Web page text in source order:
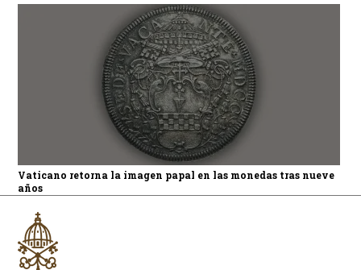
Vaticano retorna la imagen papal en las monedas tras nueve
años